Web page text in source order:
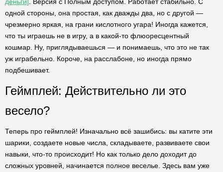
одной стороны, она простая, как дважды два, но с другой —
чрезмерно яркая, на грани кислотного угара! Иногда кажется,
что ты играешь не в игру, а в какой-то флюоресцентный
кошмар. Ну, приглядываешься — и понимаешь, что это не так
уж играбельно. Короче, на расслабоне, но иногда прямо
подбешивает.
Геймплей: Действительно ли это
весело?
Теперь про геймплей! Изначально всё зашибись: вы катите эти
шарики, создаете новые числа, складываете, развиваете свои
навыки, что-то происходит! Но как только дело доходит до
сложных уровней, начинается полное веселье. Здесь вам уже